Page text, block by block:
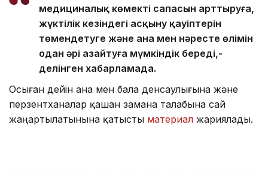
медициналық көмектің сапасын арттыруға,
жүктілік кезіндегі асқыну қауіптерін
төмендетуге және ана мен нәресте өлімін
одан әрі азайтуға мүмкіндік береді,-
делінген хабарламада.
Осыған дейін ана мен бала денсаулығына және
перзентханалар қашан замана талабына сай
жаңартылатынына қатысты материал жариялады.